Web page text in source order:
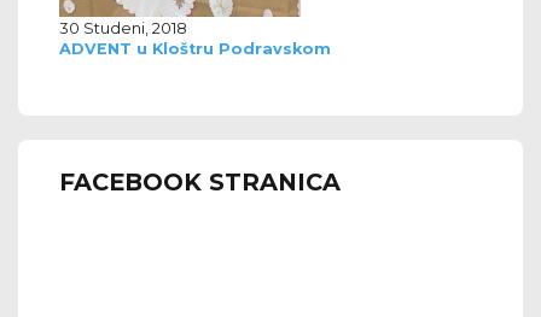
30 Studeni, 2018
ADVENT u Kloštru Podravskom
FACEBOOK STRANICA